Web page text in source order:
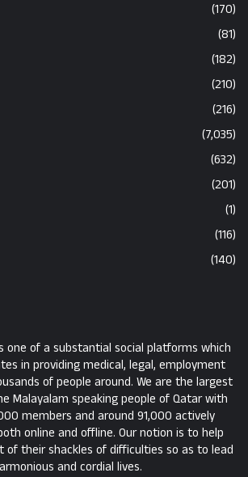
(170)
(81)
(182)
(210)
(216)
(7,035)
(632)
(201)
(1)
(116)
(140)
one of a substantial social platforms which
in providing medical, legal, employment
of people around. We are the largest
Malayalam speaking people of Qatar with
members and around 91,000 actively
online and offline. Our notion is to help
of their shackles of difficulties so as to lead
and cordial lives.